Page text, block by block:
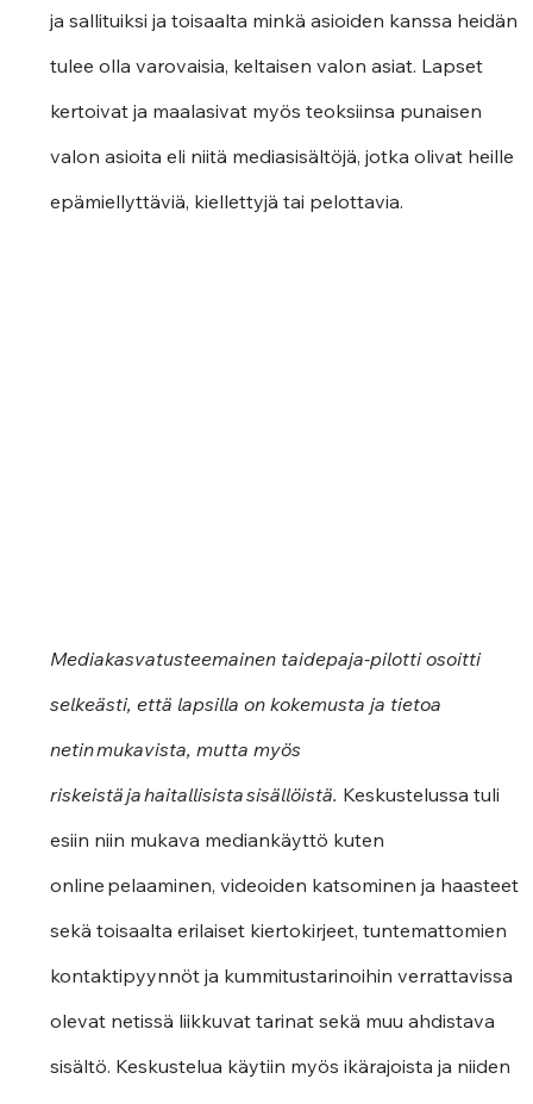
ja sallituiksi ja toisaalta minkä asioiden kanssa heidän
tulee olla varovaisia, keltaisen valon asiat. Lapset
kertoivat ja maalasivat myös teoksiinsa punaisen
valon asioita eli niitä mediasisältöjä, jotka olivat heille
epämiellyttäviä, kiellettyjä tai pelottavia.
Mediakasvatusteemainen taidepaja-pilotti osoitti
selkeästi, että lapsilla on kokemusta ja tietoa
netin mukavista, mutta myös
riskeistä ja haitallisista sisällöistä. Keskustelussa tuli
esiin niin mukava mediankäyttö kuten
online pelaaminen, videoiden katsominen ja haasteet
sekä toisaalta erilaiset kiertokirjeet, tuntemattomien
kontaktipyynnöt ja kummitustarinoihin verrattavissa
olevat netissä liikkuvat tarinat sekä muu ahdistava
sisältö. Keskustelua käytiin myös ikärajoista ja niiden